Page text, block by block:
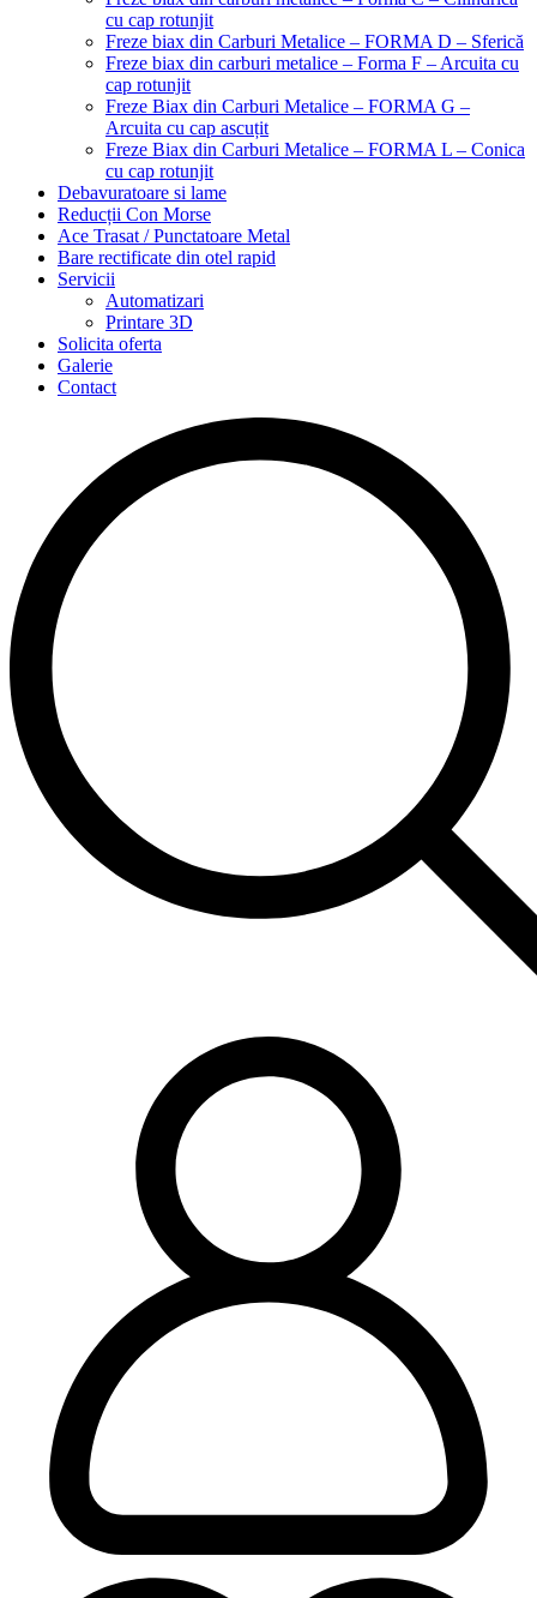
cu cap rotunjit
Freze biax din Carburi Metalice – FORMA D – Sferică
Freze biax din carburi metalice – Forma F – Arcuita cu
cap rotunjit
Freze Biax din Carburi Metalice – FORMA G –
Arcuita cu cap ascuțit
Freze Biax din Carburi Metalice – FORMA L – Conica
cu cap rotunjit
Debavuratoare si lame
Reducții Con Morse
Ace Trasat / Punctatoare Metal
Bare rectificate din otel rapid
Servicii
Automatizari
Printare 3D
Solicita oferta
Galerie
Contact